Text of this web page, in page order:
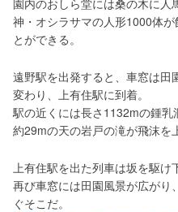
園内のおしら堂には桑の木に
神・オシラサマの人形1000体
とができる。
遠野駅を出発すると、車窓は田
変わり、上有住駅に到着。
駅の近くには長さ1132mの鍾
約29mの天の岩戸の滝が飛沫を
上有住駅を出た列車は坂を駆け
再び車窓には田園風景が広がり
ぐそこだ。